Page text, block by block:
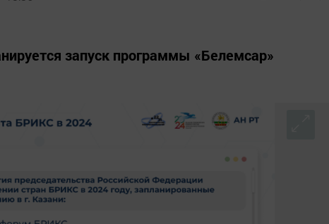
запуск программы «Белемсар»